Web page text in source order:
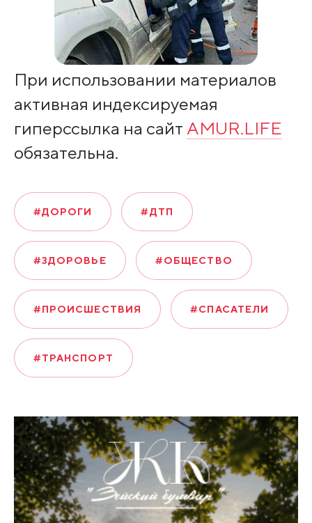
При использовании материалов
активная индексируемая
гиперссылка на сайт AMUR.LIFE
обязательна.
#ДОРОГИ #ДТП
#ЗДОРОВЬЕ #ОБЩЕСТВО
#ПРОИСШЕСТВИЯ #СПАСАТЕЛИ
#ТРАНСПОРТ